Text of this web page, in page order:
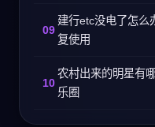
建行etc没电了怎么
复使用
农村出来的明星有
乐圈